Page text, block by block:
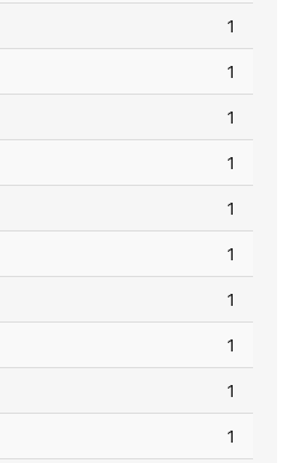
1
1
1
1
1
1
1
1
1
1